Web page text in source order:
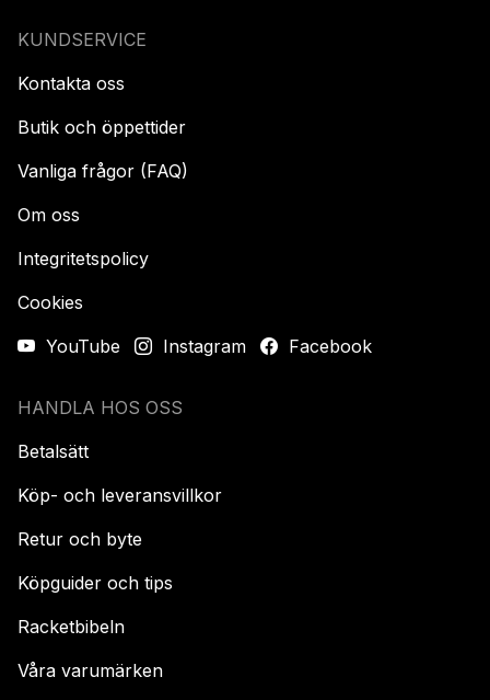
KUNDSERVICE
Kontakta oss
Butik och öppettider
Vanliga frågor (FAQ)
Om oss
Integritetspolicy
Cookies
YouTube
Instagram Facebook
HANDLA HOS OSS
Betalsätt
Köp- och leveransvillkor
Retur och byte
Köpguider och tips
Racketbibeln
Våra varumärken